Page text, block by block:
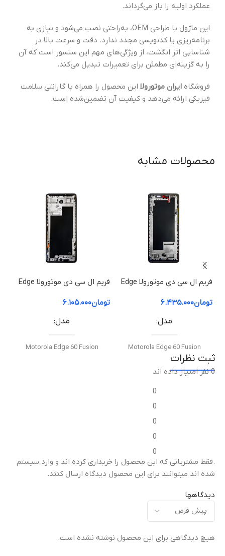
عملکرد اولیه را باز می‌گرداند.
این ماژول با طراحی OEM، به‌راحتی نصب می‌شود و نیازی به
برنامه‌ریزی یا کدنویسی مجدد ندارد. دقت و سرعت بالا در
شناسایی اثر انگشت، از ویژگی‌های مهم این سنسور است که آن
را به گزینه‌ای مطمئن برای تعمیرات تبدیل می‌کند.
فروشگاه ایران موتورولا این محصول را همراه با گارانتی سلامت
فیزیکی ارائه می‌دهد و کیفیت آن تضمین‌شده است.
محصولات مشابه
فریم ال سی دی موتورولا Edge
تومان۶.۴۳۵.۰۰۰
مدل
Motorola Edge 60 Fusion
نوع قطعه
فریم ال‌سی‌دی / قاب میانی
تعویض قاب میانی آسیب‌دیده
یا شکسته
کیفیت ساخت
اورجینال (Original Equipment
فریم ال سی دی موتورولا Edge
تومان۶.۱۰۵.۰۰۰
مدل
Motorola Edge 60 Fusion
یا شکسته
ثبت نظرات
0 نفر امتیاز داده اند
0
0
0
0
0
دیدگاهها
هیچ دیدگاهی برای این محصول نوشته نشده است.
.فقط مشتریانی که این محصول را خریداری کرده اند و وارد سیستم
شده اند میتوانند برای این محصول دیدگاه ارسال کنند.